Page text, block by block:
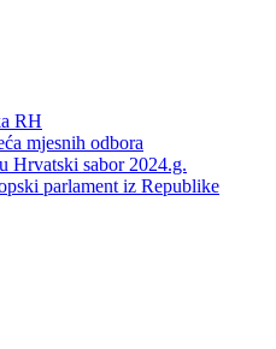
RH
mjesnih odbora
Hrvatski sabor 2024.g.
parlament iz Republike